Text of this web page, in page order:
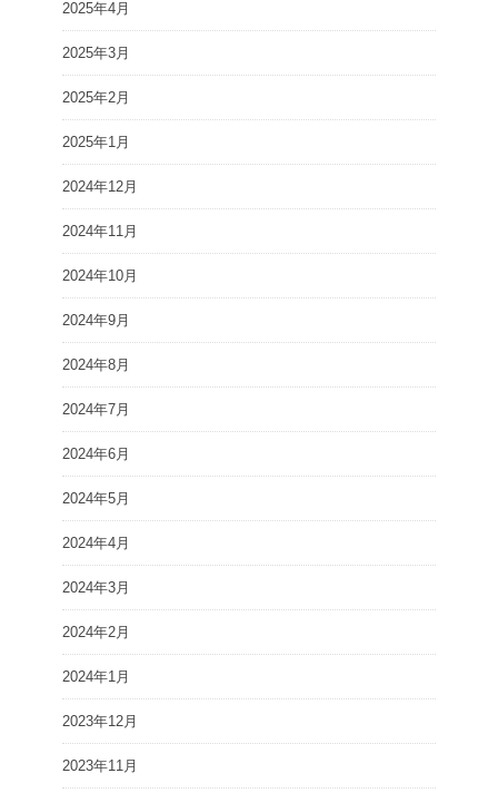
2025年4月
2025年3月
2025年2月
2025年1月
2024年12月
2024年11月
2024年10月
2024年9月
2024年8月
2024年7月
2024年6月
2024年5月
2024年4月
2024年3月
2024年2月
2024年1月
2023年12月
2023年11月